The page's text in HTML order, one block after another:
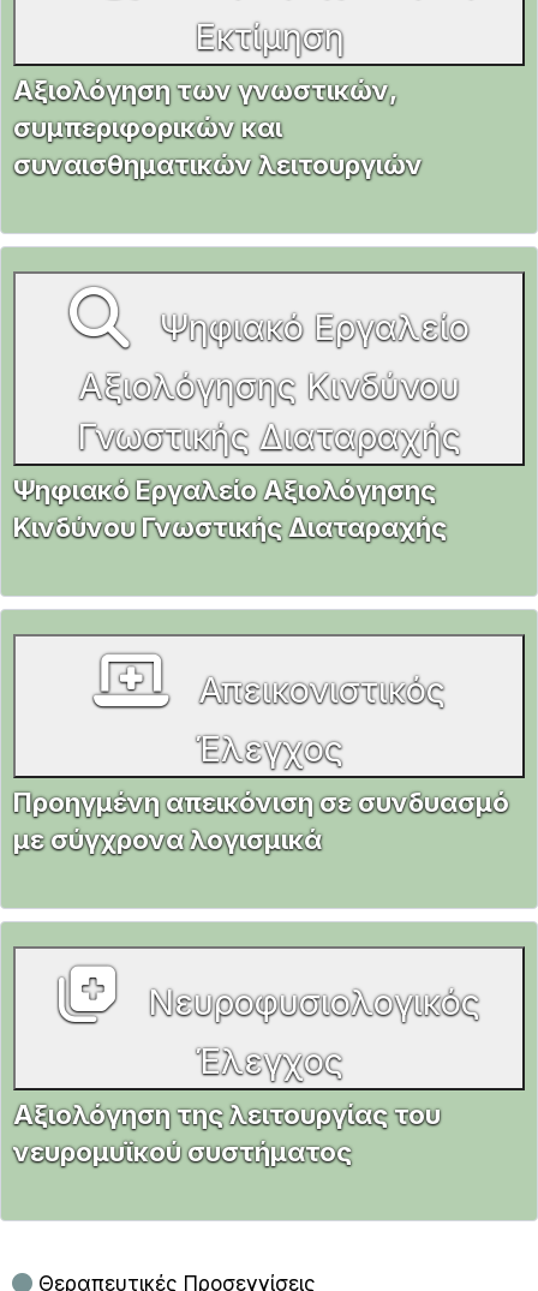
Εκτίμηση
Αξιολόγηση των γνωστικών,
συμπεριφορικών και
συναισθηματικών λειτουργιών
Ψηφιακό Εργαλείο
Αξιολόγησης Κινδύνου
Γνωστικής Διαταραχής
Ψηφιακό Εργαλείο Αξιολόγησης
Κινδύνου Γνωστικής Διαταραχής
Απεικονιστικός
Έλεγχος
Προηγμένη απεικόνιση σε συνδυασμό
με σύγχρονα λογισμικά
Νευροφυσιολογικός
Έλεγχος
Αξιολόγηση της λειτουργίας του
νευρομυϊκού συστήματος
Θεραπευτικές Προσεγγίσεις